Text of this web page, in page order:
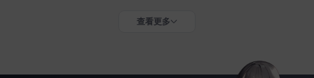
查看更多